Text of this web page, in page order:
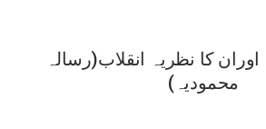
کا نظریہ انقلاب(رسالہ
محمودیہ)